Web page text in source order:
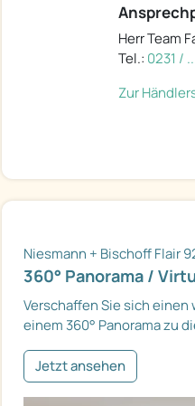
Herr Team
Tel.: 0231 /
Zur
Niesmann + Bischoff Flair
360° Panorama /
Verschaffen Sie sich
einem 360° Panorama zu
Jetzt ansehen